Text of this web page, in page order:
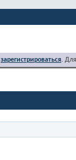
зарегистрироваться.